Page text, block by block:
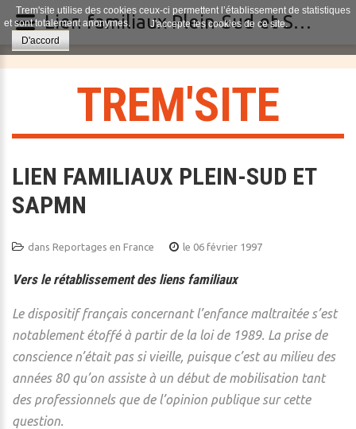
TREM'SITE
LIEN FAMILIAUX PLEIN-SUD ET
SAPMN
dans Reportages en France le 06 février 1997
Vers le rétablissement des liens familiaux
Le dispositif français concernant l’enfance maltraitée s’est
notablement étoffé à partir de la loi de 1989. La prise de
conscience n’était pas si vieille, puisque c’est au milieu des
années 80 qu’on assiste à un début de mobilisation tant
des professionnels que de l’opinion publique sur cette
question.
Trem'site utilise des cookies ceux-ci permettent l’établissement de statistiques
et sont totalement anonymes.
J'accepte les cookies de ce site.
D'accord
Lien familiaux Plein-Sud et SAPMN